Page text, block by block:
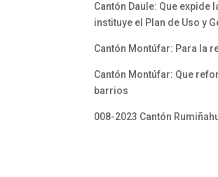
Cantón Daule: Que
instituye el Plan de Uso y
Cantón Montúfar: Para la
Cantón Montúfar: Que
barrios
008-2023 Cantón